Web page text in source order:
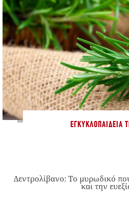
ΕΓΚΥΚΛΟΠΑΊΔΕΙΑ
Δεντρολίβανο: Το μυρωδικό
και την